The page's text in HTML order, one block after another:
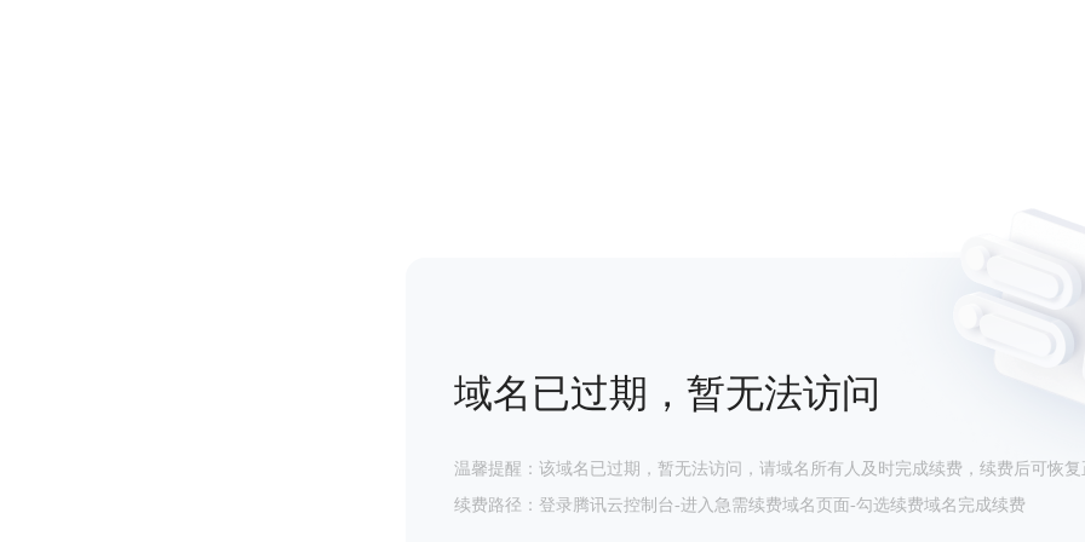
域名已过期，暂无法访问
温馨提醒：该域名已过期，暂无法访问，请域名所有人及时完成续费，续费后可恢复
续费路径：登录腾讯云控制台-进入急需续费域名页面-勾选续费域名完成续费